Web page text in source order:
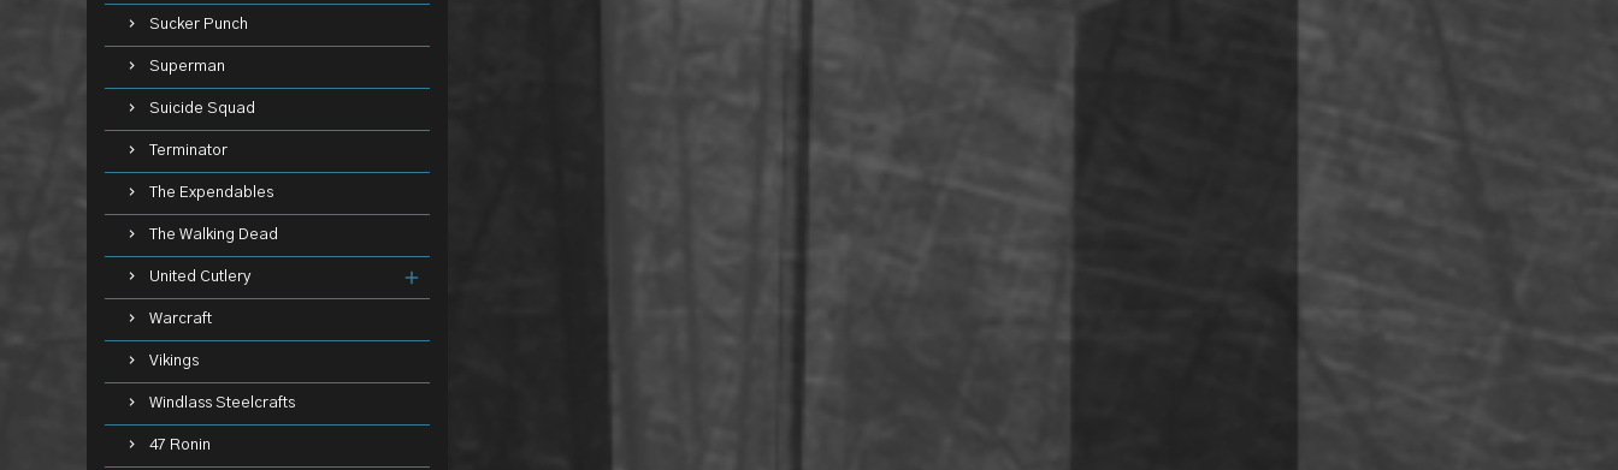
Sucker Punch
Superman
Suicide Squad
Terminator
The Expendables
The Walking Dead
United Cutlery
Warcraft
Vikings
Windlass Steelcrafts
47 Ronin